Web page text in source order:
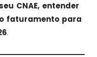
CNAE, entender
faturamento para
.